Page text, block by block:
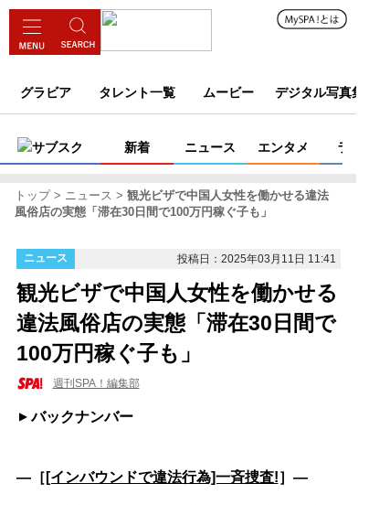
グラビア タレント一覧 ムービー デジタル写真集
サブスク 新着 ニュース エンタメ ライフ
トップ ニュース
観光ビザで中国人女性を働かせる違法
風俗店の実態「滞在30日間で100万円稼ぐ子も」
ニュース 投稿日：2025年03月11日 11:41
観光ビザで中国人女性を働かせる
違法風俗店の実態「滞在30日間で
100万円稼ぐ子も」
週刊SPA！編集部
バックナンバー
―［ [インバウンドで違法行為]一斉捜査!］―